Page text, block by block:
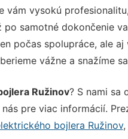
vám vysokú
po samotné dokončenie
počas spolupráce, ale
vážne a snažíme
Ružinov? S nami sa
pre viac informácií.
bojlera Ružinov,